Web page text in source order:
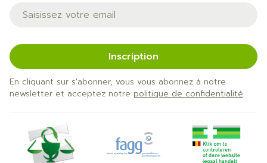
Adresse mail
Inscription
En cliquant sur s'abonner, vous vous abonnez à notre
newsletter et acceptez notre politique de confidentialité.